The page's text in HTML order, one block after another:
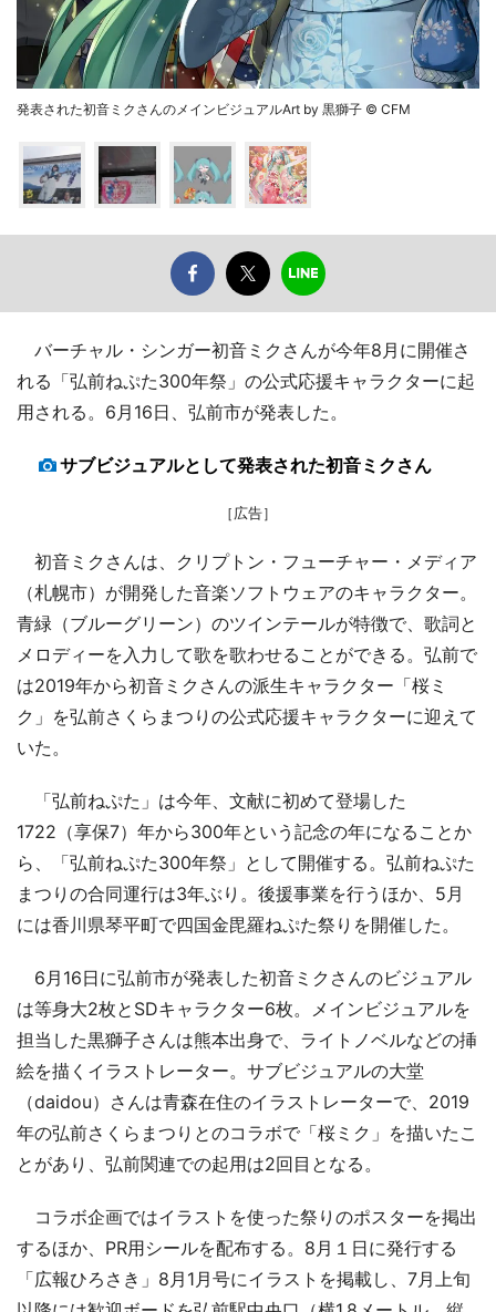
発表された初音ミクさんのメインビジュアルArt by 黒獅子 © CFM
バーチャル・シンガー初音ミクさんが今年8月に開催さ
れる「弘前ねぷた300年祭」の公式応援キャラクターに起
用される。6月16日、弘前市が発表した。
サブビジュアルとして発表された初音ミクさん
［広告］
初音ミクさんは、クリプトン・フューチャー・メディア
（札幌市）が開発した音楽ソフトウェアのキャラクター。
青緑（ブルーグリーン）のツインテールが特徴で、歌詞と
メロディーを入力して歌を歌わせることができる。弘前で
は2019年から初音ミクさんの派生キャラクター「桜ミ
ク」を弘前さくらまつりの公式応援キャラクターに迎えて
いた。
「弘前ねぷた」は今年、文献に初めて登場した
1722（享保7）年から300年という記念の年になることか
ら、「弘前ねぷた300年祭」として開催する。弘前ねぷた
まつりの合同運行は3年ぶり。後援事業を行うほか、5月
には香川県琴平町で四国金毘羅ねぷた祭りを開催した。
6月16日に弘前市が発表した初音ミクさんのビジュアル
は等身大2枚とSDキャラクター6枚。メインビジュアルを
担当した黒獅子さんは熊本出身で、ライトノベルなどの挿
絵を描くイラストレーター。サブビジュアルの大堂
（daidou）さんは青森在住のイラストレーターで、2019
年の弘前さくらまつりとのコラボで「桜ミク」を描いたこ
とがあり、弘前関連での起用は2回目となる。
コラボ企画ではイラストを使った祭りのポスターを掲出
するほか、PR用シールを配布する。8月１日に発行する
「広報ひろさき」8月1月号にイラストを掲載し、7月上旬